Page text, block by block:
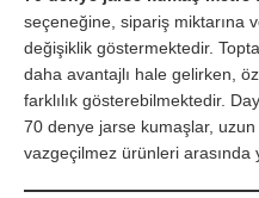
seçeneğine, sipariş miktarına
değişiklik göstermektedir.
daha avantajlı hale gelirken,
farklılık gösterebilmektedir.
70 denye jarse kumaşlar, uzun
vazgeçilmez ürünleri arasında